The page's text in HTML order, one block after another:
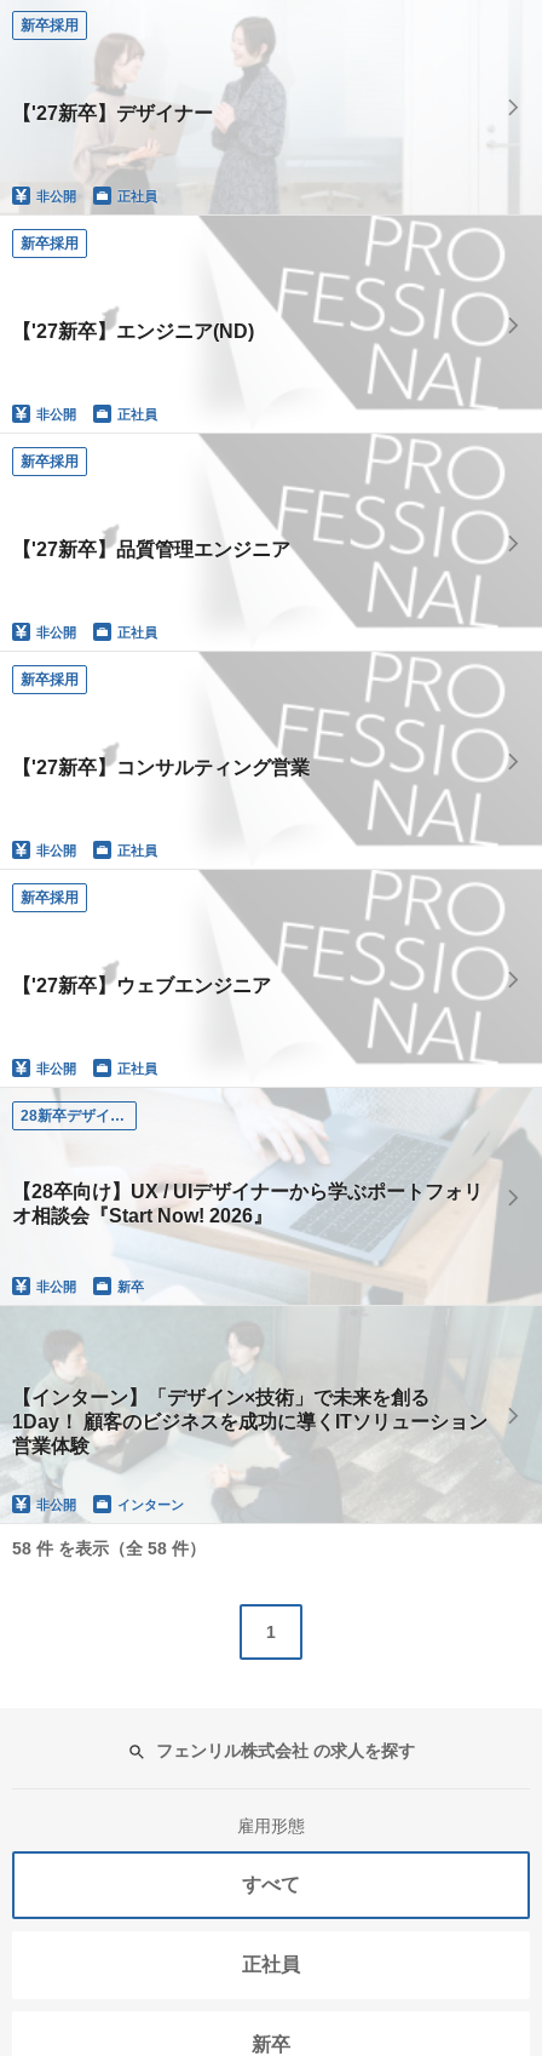
新卒採用
【'27新卒】デザイナー
非公開 正社員
新卒採用
【'27新卒】エンジニア(ND)
非公開 正社員
新卒採用
【'27新卒】品質管理エンジニア
非公開 正社員
新卒採用
【'27新卒】コンサルティング営業
非公開 正社員
新卒採用
【'27新卒】ウェブエンジニア
非公開 正社員
28新卒デザイナー向けイベント_Start Now! エントリー
【28卒向け】UX / UIデザイナーから学ぶポートフォリ
オ相談会『Start Now! 2026』
非公開 新卒
【インターン】「デザイン×技術」で未来を創る
1Day！ 顧客のビジネスを成功に導くITソリューション
営業体験
非公開 インターン
58 件 を表示（全 58 件）
1
フェンリル株式会社 の求人を探す
雇用形態
すべて
正社員
新卒